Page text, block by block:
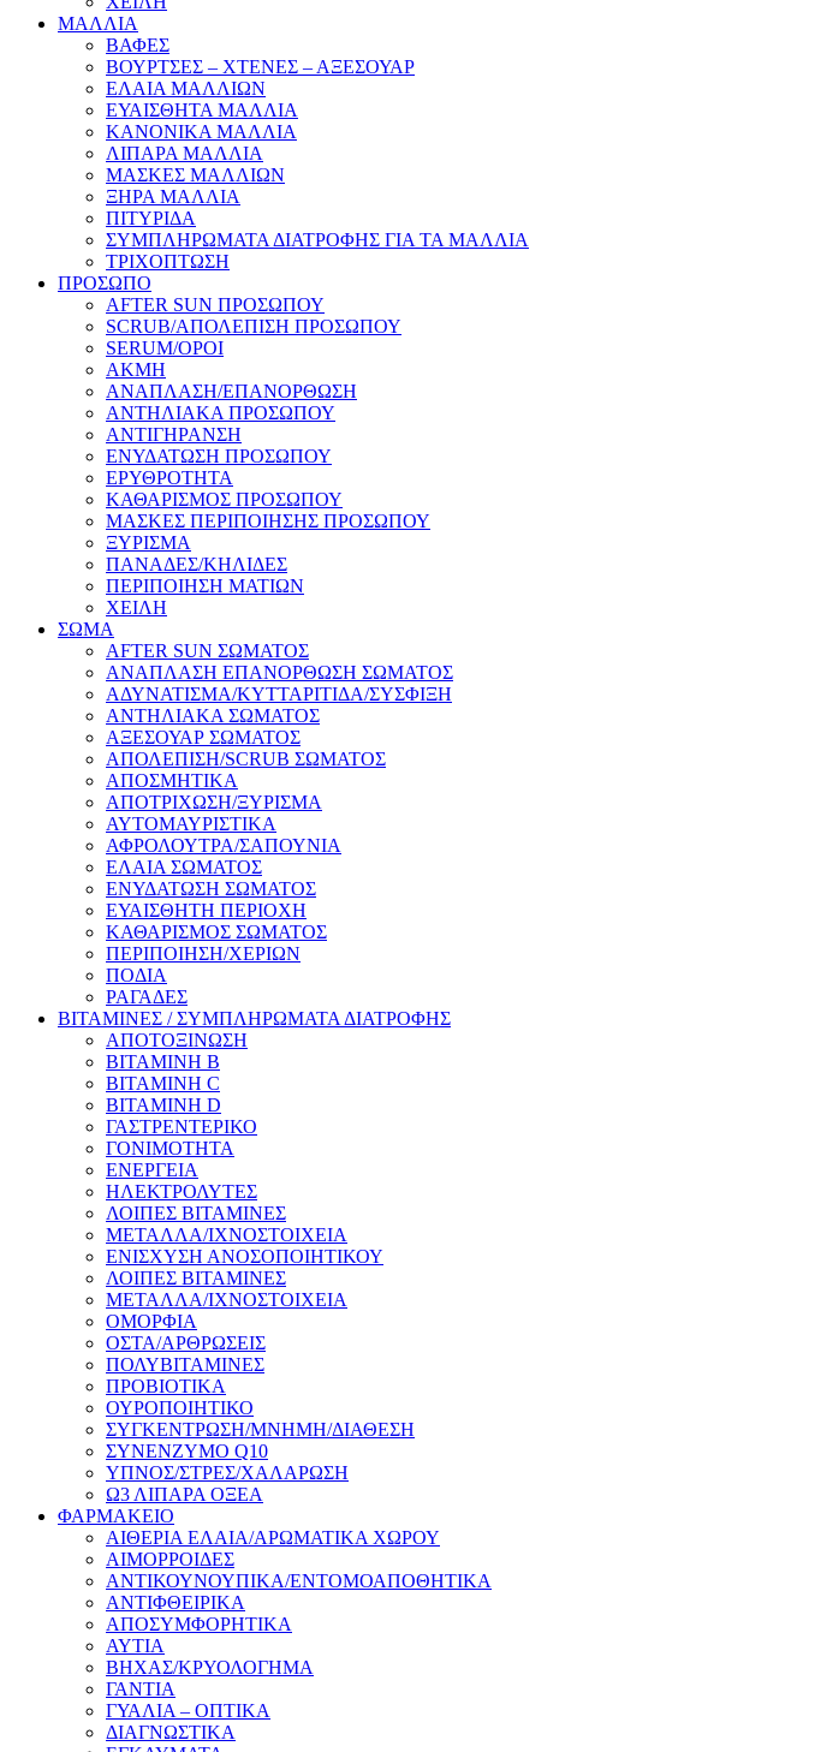
ΜΑΛΛΙΑ
ΒΑΦΕΣ
ΒΟΥΡΤΣΕΣ – ΧΤΕΝΕΣ – ΑΞΕΣΟΥΑΡ
ΕΛΑΙΑ ΜΑΛΛΙΩΝ
ΕΥΑΙΣΘΗΤΑ ΜΑΛΛΙΑ
ΚΑΝΟΝΙΚΑ ΜΑΛΛΙΑ
ΛΙΠΑΡΑ ΜΑΛΛΙΑ
ΜΑΣΚΕΣ ΜΑΛΛΙΩΝ
ΞΗΡΑ ΜΑΛΛΙΑ
ΠΙΤΥΡΙΔΑ
ΣΥΜΠΛΗΡΩΜΑΤΑ ΔΙΑΤΡΟΦΗΣ ΓΙΑ ΤΑ ΜΑΛΛΙΑ
ΤΡΙΧΟΠΤΩΣΗ
ΠΡΟΣΩΠΟ
AFTER SUN ΠΡΟΣΩΠΟΥ
SCRUB/ΑΠΟΛΕΠΙΣΗ ΠΡΟΣΩΠΟΥ
SERUM/ΟΡΟΙ
ΑΚΜΗ
ΑΝΑΠΛΑΣΗ/ΕΠΑΝΟΡΘΩΣΗ
ΑΝΤΗΛΙΑΚΑ ΠΡΟΣΩΠΟΥ
ΑΝΤΙΓΗΡΑΝΣΗ
ΕΝΥΔΑΤΩΣΗ ΠΡΟΣΩΠΟΥ
ΕΡΥΘΡΟΤΗΤΑ
ΚΑΘΑΡΙΣΜΟΣ ΠΡΟΣΩΠΟΥ
ΜΑΣΚΕΣ ΠΕΡΙΠΟΙΗΣΗΣ ΠΡΟΣΩΠΟΥ
ΞΥΡΙΣΜΑ
ΠΑΝΑΔΕΣ/ΚΗΛΙΔΕΣ
ΠΕΡΙΠΟΙΗΣΗ ΜΑΤΙΩΝ
ΧΕΙΛΗ
ΣΩΜΑ
AFTER SUN ΣΩΜΑΤΟΣ
ΑΝΑΠΛΑΣΗ ΕΠΑΝΟΡΘΩΣΗ ΣΩΜΑΤΟΣ
ΑΔΥΝΑΤΙΣΜΑ/ΚΥΤΤΑΡΙΤΙΔΑ/ΣΥΣΦΙΞΗ
ΑΝΤΗΛΙΑΚΑ ΣΩΜΑΤΟΣ
ΑΞΕΣΟΥΑΡ ΣΩΜΑΤΟΣ
ΑΠΟΛΕΠΙΣΗ/SCRUB ΣΩΜΑΤΟΣ
ΑΠΟΣΜΗΤΙΚΑ
ΑΠΟΤΡΙΧΩΣΗ/ΞΥΡΙΣΜΑ
ΑΥΤΟΜΑΥΡΙΣΤΙΚΑ
ΑΦΡΟΛΟΥΤΡΑ/ΣΑΠΟΥΝΙΑ
ΕΛΑΙΑ ΣΩΜΑΤΟΣ
ΕΝΥΔΑΤΩΣΗ ΣΩΜΑΤΟΣ
ΕΥΑΙΣΘΗΤΗ ΠΕΡΙΟΧΗ
ΚΑΘΑΡΙΣΜΟΣ ΣΩΜΑΤΟΣ
ΠΕΡΙΠΟΙΗΣΗ/ΧΕΡΙΩΝ
ΠΟΔΙΑ
ΡΑΓΑΔΕΣ
ΒΙΤΑΜΙΝΕΣ / ΣΥΜΠΛΗΡΩΜΑΤΑ ΔΙΑΤΡΟΦΗΣ
ΑΠΟΤΟΞΙΝΩΣΗ
ΒΙΤΑΜΙΝΗ Β
ΒΙΤΑΜΙΝΗ C
ΒΙΤΑΜΙΝΗ D
ΓΑΣΤΡΕΝΤΕΡΙΚΟ
ΓΟΝΙΜΟΤΗΤΑ
ΕΝΕΡΓΕΙΑ
ΗΛΕΚΤΡΟΛΥΤΕΣ
ΛΟΙΠΕΣ ΒΙΤΑΜΙΝΕΣ
ΜΕΤΑΛΛΑ/ΙΧΝΟΣΤΟΙΧΕΙΑ
ΕΝΙΣΧΥΣΗ ΑΝΟΣΟΠΟΙΗΤΙΚΟΥ
ΛΟΙΠΕΣ ΒΙΤΑΜΙΝΕΣ
ΜΕΤΑΛΛΑ/ΙΧΝΟΣΤΟΙΧΕΙΑ
ΟΜΟΡΦΙΑ
ΟΣΤΑ/ΑΡΘΡΩΣΕΙΣ
ΠΟΛΥΒΙΤΑΜΙΝΕΣ
ΠΡΟΒΙΟΤΙΚΑ
ΟΥΡΟΠΟΙΗΤΙΚΟ
ΣΥΓΚΕΝΤΡΩΣΗ/ΜΝΗΜΗ/ΔΙΑΘΕΣΗ
ΣΥΝΕΝΖΥΜΟ Q10
ΥΠΝΟΣ/ΣΤΡΕΣ/ΧΑΛΑΡΩΣΗ
Ω3 ΛΙΠΑΡΑ ΟΞΕΑ
ΦΑΡΜΑΚΕΙΟ
ΑΙΘΕΡΙΑ ΕΛΑΙΑ/ΑΡΩΜΑΤΙΚΑ ΧΩΡΟΥ
ΑΙΜΟΡΡΟΙΔΕΣ
ΑΝΤΙΚΟΥΝΟΥΠΙΚΑ/ΕΝΤΟΜΟΑΠΟΘΗΤΙΚΑ
ΑΝΤΙΦΘΕΙΡΙΚΑ
ΑΠΟΣΥΜΦΟΡΗΤΙΚΑ
ΑΥΤΙΑ
ΒΗΧΑΣ/ΚΡΥΟΛΟΓΗΜΑ
ΓΑΝΤΙΑ
ΓΥΑΛΙΑ – ΟΠΤΙΚΑ
ΔΙΑΓΝΩΣΤΙΚΑ